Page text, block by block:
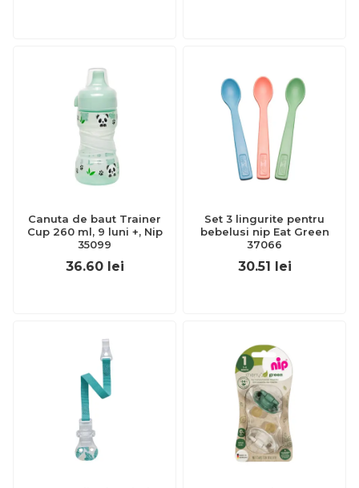
Canuta de baut Trainer
Cup 260 ml, 9 luni +, Nip
35099
36.60 lei
Set 3 lingurite pentru
bebelusi nip Eat Green
37066
30.51 lei